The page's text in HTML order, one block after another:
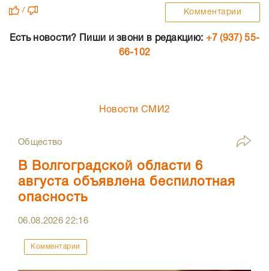
/ Комментарии
Есть новости? Пиши и звони в редакцию: +7 (937) 55-
66-102
Новости СМИ2
Общество
В Волгоградской области 6
августа объявлена беспилотная
опасность
06.08.202622:16
Комментарии